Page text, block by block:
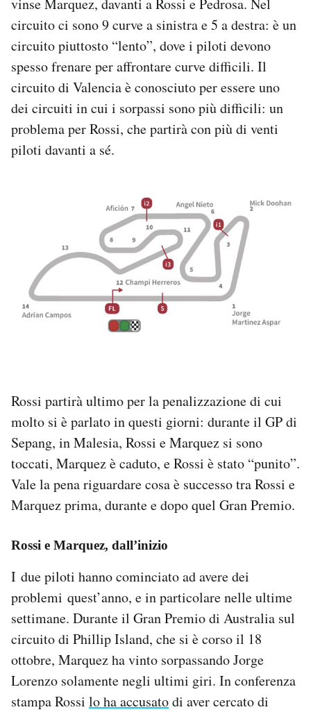
vinse Marquez, davanti a Rossi e Pedrosa. Nel
circuito ci sono 9 curve a sinistra e 5 a destra: è un
circuito piuttosto “lento”, dove i piloti devono
spesso frenare per affrontare curve difficili. Il
circuito di Valencia è conosciuto per essere uno
dei circuiti in cui i sorpassi sono più difficili: un
problema per Rossi, che partirà con più di venti
piloti davanti a sé.
Rossi partirà ultimo per la penalizzazione di cui
molto si è parlato in questi giorni: durante il GP di
Sepang, in Malesia, Rossi e Marquez si sono
toccati, Marquez è caduto, e Rossi è stato “punito”.
Vale la pena riguardare cosa è successo tra Rossi e
Marquez prima, durante e dopo quel Gran Premio.
Rossi e Marquez, dall’inizio
I due piloti hanno cominciato ad avere dei
problemi quest’anno, e in particolare nelle ultime
settimane. Durante il Gran Premio di Australia sul
circuito di Phillip Island, che si è corso il 18
ottobre, Marquez ha vinto sorpassando Jorge
Lorenzo solamente negli ultimi giri. In conferenza
stampa Rossi lo ha accusatodi aver cercato di